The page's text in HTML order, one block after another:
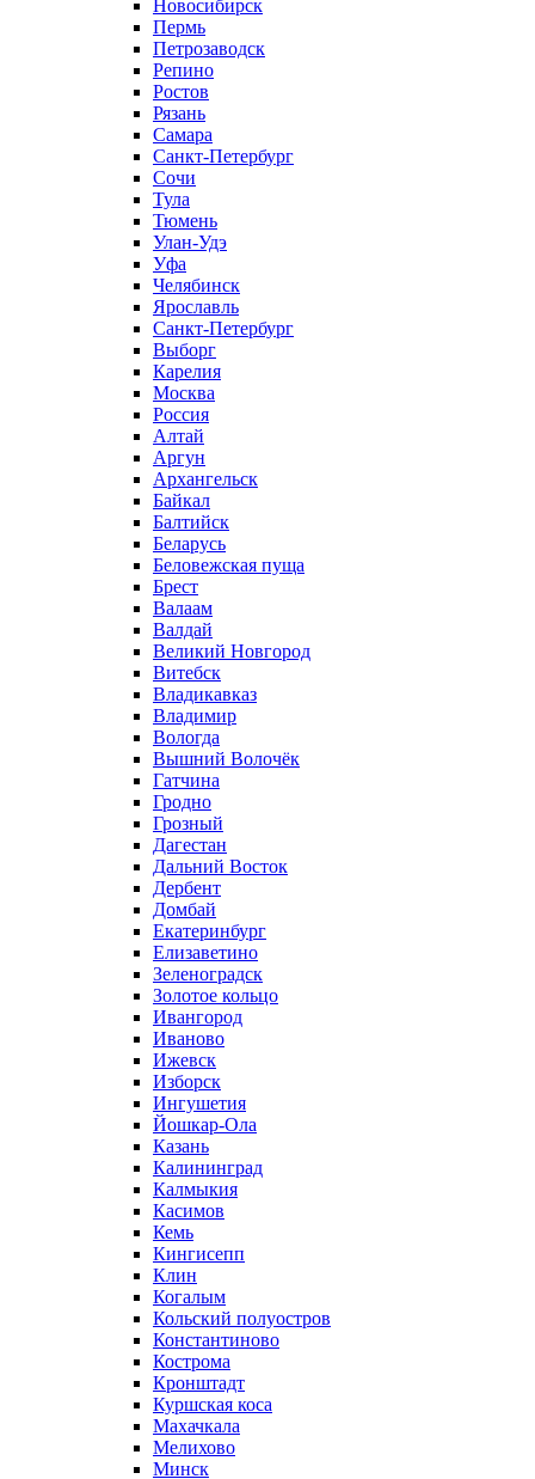
Новосибирск
Пермь
Петрозаводск
Репино
Ростов
Рязань
Самара
Санкт-Петербург
Сочи
Тула
Тюмень
Улан-Удэ
Уфа
Челябинск
Ярославль
Санкт-Петербург
Выборг
Карелия
Москва
Россия
Алтай
Аргун
Архангельск
Байкал
Балтийск
Беларусь
Беловежская пуща
Брест
Валаам
Валдай
Великий Новгород
Витебск
Владикавказ
Владимир
Вологда
Вышний Волочёк
Гатчина
Гродно
Грозный
Дагестан
Дальний Восток
Дербент
Домбай
Екатеринбург
Елизаветино
Зеленоградск
Золотое кольцо
Ивангород
Иваново
Ижевск
Изборск
Ингушетия
Йошкар-Ола
Казань
Калининград
Калмыкия
Касимов
Кемь
Кингисепп
Клин
Когалым
Кольский полуостров
Константиново
Кострома
Кронштадт
Куршская коса
Махачкала
Мелихово
Минск